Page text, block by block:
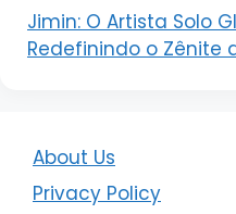
Jimin: O Artista Solo
Redefinindo o Zênite
About Us
Privacy Policy